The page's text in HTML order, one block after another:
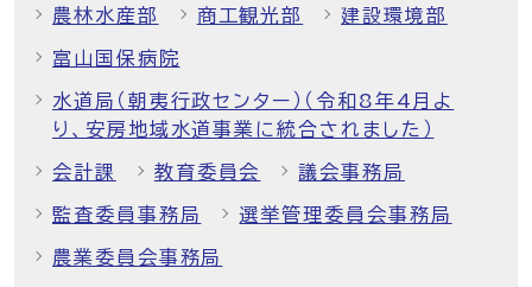
農林水産部 商工観光部 建設環境部
富山国保病院
水道局（朝夷行政センター）（令和8年4月よ
り、安房地域水道事業に統合されました）
会計課 教育委員会 議会事務局
監査委員事務局 選挙管理委員会事務局
農業委員会事務局